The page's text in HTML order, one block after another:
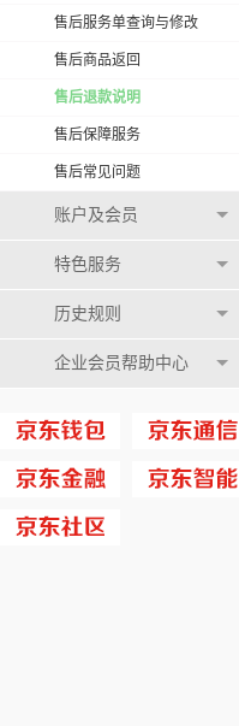
售后服务单查询与修改
售后商品返回
售后退款说明
售后保障服务
售后常见问题
账户及会员
特色服务
历史规则
企业会员帮助中心